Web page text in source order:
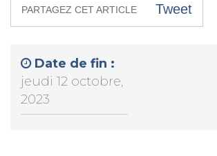
PARTAGEZ CET ARTICLE Tweet
Date de fin :
jeudi 12 octobre,
2023